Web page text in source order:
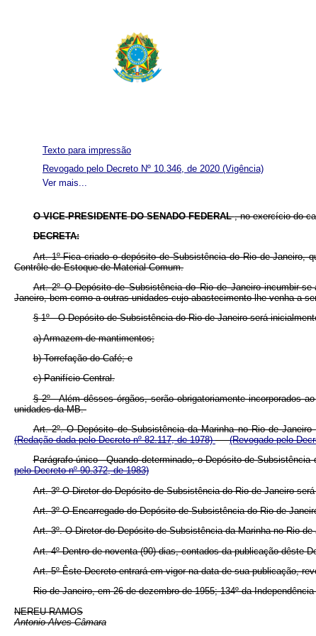
Ver mais...
Texto para impressão
Revogado pelo Decreto Nº 10.346, de 2020 (Vigência)
O VICE-PRESIDENTE DO SENADO FEDERAL, no exercício do
DECRETA:
Art. 1º Fica criado o depósito de Subsistência do Rio de Janeiro,
Contrôle de Estoque de Material Comum.
Art. 2º O Depósito de Subsistência do Rio de Janeiro incumbir-
Janeiro, bem como a outras unidades cujo abastecimento lhe venha a
§ 1º - O Depósito de Subsistência do Rio de Janeiro será
a) Armazem de mantimentos;
b) Torrefação do Café; e
c) Panifício Central.
§ 2º - Além dêsses órgãos, serão obrigatoriamente incorporados
unidades da MB.
Art. 2º.O Depósito de Subsistência da Marinha no Rio de
(Redação dada pelo Decreto nº 82.117, de 1978)
(Revogado pelo
Parágrafo único-Quando determinado, o Depósito de
pelo Decreto nº 90.372, de 1983)
Art. 3º O Diretor do Depósito de Subsistência do Rio de Janeiro
Art. 3º O Encarregado do Depósito de Subsistência do Rio de
Art. 3º.O Diretor do Depósito de Subsistência da Marinha no Rio
Art. 4º Dentro de noventa (90) dias, contados da publicação dêste
Art. 5º Êste Decreto entrará em vigor na data de sua publicação,
Rio de Janeiro, em 26 de dezembro de 1955; 134º da
NEREU RAMOS
Antonio Alves Câmara